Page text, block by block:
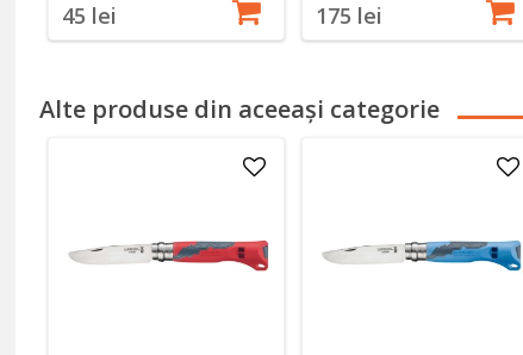
45 lei 175 lei
Alte produse din aceeași categorie